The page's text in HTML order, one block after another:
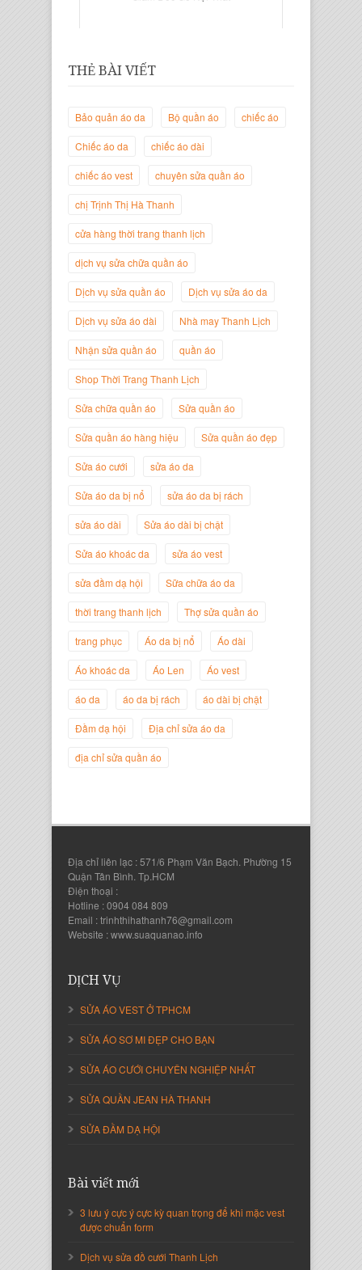
Trịnh Thị Hà Thanh
Giám Đốc Thương Hiệu Giày Thời
Trang Thanh Lịch
Giám Đốc Công ty Cây Xanh Gia
Nguyễn Đắc Định
Nguyễn Thanh Sang
Nguyễn Thị Cẩm Loan
Giám Đốc Công ty An Vạn Thành
THẺ BÀI VIẾT
Bảo quản áo da Bộ quần áo chiếc áo
Chiếc áo da chiếc áo dài
chiếc áo vest chuyên sửa quần áo
chị Trịnh Thị Hà Thanh
cửa hàng thời trang thanh lịch
dịch vụ sửa chữa quần áo
Dịch vụ sửa quần áo Dịch vụ sửa áo da
Dịch vụ sửa áo dài Nhà may Thanh Lịch
Nhận sửa quần áo quần áo
Shop Thời Trang Thanh Lịch
Sửa chữa quần áo Sửa quần áo
Sửa quần áo hàng hiệu Sửa quần áo đẹp
Sửa áo cưới sửa áo da
Sửa áo da bị nổ sửa áo da bị rách
sửa áo dài Sửa áo dài bị chật
Sửa áo khoác da sửa áo vest
sửa đầm dạ hội Sữa chữa áo da
thời trang thanh lịch Thợ sửa quần áo
trang phục Áo da bị nổ Áo dài
Áo khoác da Áo Len Áo vest
áo da áo da bị rách áo dài bị chật
Đầm dạ hội Địa chỉ sửa áo da
địa chỉ sửa quần áo
Địa chỉ liên lạc : 571/6 Phạm Văn Bạch. Phường 15
Quận Tân Bình. Tp.HCM
Điện thoại :
Hotline : 0904 084 809
Email : trinhthihathanh76@gmail.com
Website : www.suaquanao.info
DỊCH VỤ
SỬA ÁO VEST Ở TPHCM
SỬA ÁO SƠ MI ĐẸP CHO BẠN
SỬA ÁO CƯỚI CHUYÊN NGHIỆP NHẤT
SỬA QUẦN JEAN HÀ THANH
SỬA ĐẦM DẠ HỘI
Bài viết mới
3 lưu ý cực ý cực kỳ quan trọng để khi mặc vest
được chuẩn form
Dịch vụ sửa đồ cưới Thanh Lịch